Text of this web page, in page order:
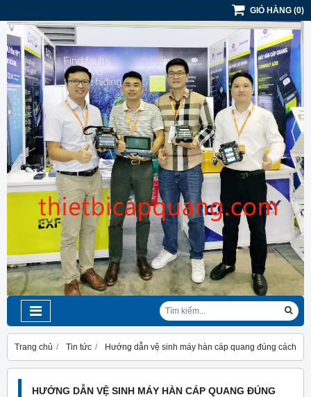
GIỎ HÀNG (0)
Trang chủ Tin tức Hướng dẫn vệ sinh máy hàn cáp quang đúng cách
HƯỚNG DẪN VỆ SINH MÁY HÀN CÁP QUANG ĐÚNG